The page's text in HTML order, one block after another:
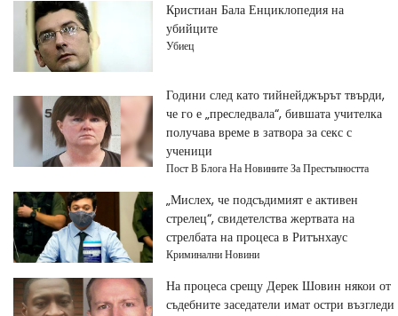
Кристиан Бала Енциклопедия на
убийците
Убиец
Години след като тийнейджърът твърди,
че го е „преследвала“, бившата учителка
получава време в затвора за секс с
ученици
Пост В Блога На Новините За Престъпността
„Мислех, че подсъдимият е активен
стрелец“, свидетелства жертвата на
стрелбата на процеса в Ритънхаус
Криминални Новини
На процеса срещу Дерек Шовин някои от
съдебните заседатели имат остри възгледи